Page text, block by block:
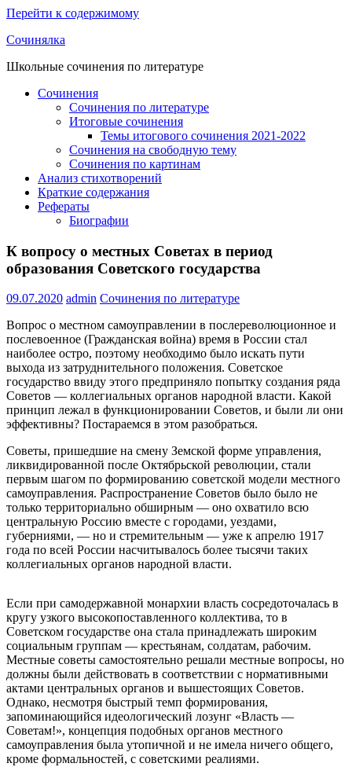
Перейти к содержимому
Сочинялка
Школьные сочинения по литературе
Сочинения
Сочинения по литературе
Итоговые сочинения
Темы итогового сочинения 2021-2022
Сочинения на свободную тему
Сочинения по картинам
Анализ стихотворений
Краткие содержания
Рефераты
Биографии
К вопросу о местных Советах в период
образования Советского государства
09.07.2020 admin Сочинения по литературе
Вопрос о местном самоуправлении в послереволюционное и
послевоенное (Гражданская война) время в России стал
наиболее остро, поэтому необходимо было искать пути
выхода из затруднительного положения. Советское
государство ввиду этого предприняло попытку создания ряда
Советов — коллегиальных органов народной власти. Какой
принцип лежал в функционировании Советов, и были ли они
эффективны? Постараемся в этом разобраться.
Советы, пришедшие на смену Земской форме управления,
ликвидированной после Октябрьской революции, стали
первым шагом по формированию советской модели местного
самоуправления. Распространение Советов было было не
только территориально обширным — оно охватило всю
центральную Россию вместе с городами, уездами,
губерниями, — но и стремительным — уже к апрелю 1917
года по всей России насчитывалось более тысячи таких
коллегиальных органов народной власти.
Если при самодержавной монархии власть сосредоточалась в
кругу узкого высокопоставленного коллектива, то в
Советском государстве она стала принадлежать широким
социальным группам — крестьянам, солдатам, рабочим.
Местные советы самостоятельно решали местные вопросы, но
должны были действовать в соответствии с нормативными
актами центральных органов и вышестоящих Советов.
Однако, несмотря быстрый темп формирования,
запоминающийся идеологический лозунг «Власть —
Советам!», концепция подобных органов местного
самоуправления была утопичной и не имела ничего общего,
кроме формальностей, с советскими реалиями.